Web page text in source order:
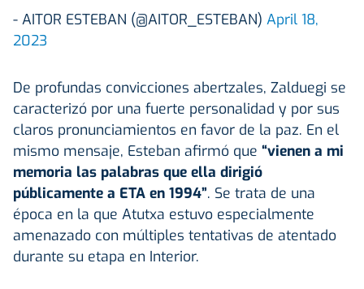
- AITOR ESTEBAN (@AITOR_ESTEBAN) April 18,
2023
De profundas convicciones abertzales, Zalduegi se
caracterizó por una fuerte personalidad y por sus
claros pronunciamientos en favor de la paz. En el
mismo mensaje, Esteban afirmó que “vienen a mi
memoria las palabras que ella dirigió
públicamente a ETA en 1994”. Se trata de una
época en la que Atutxa estuvo especialmente
amenazado con múltiples tentativas de atentado
durante su etapa en Interior.